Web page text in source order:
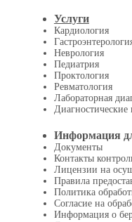
Услуги
Кардиология
Неврология
Педиатрия
Проктология
Ревматология
Лабораторная
Информация
Документы
Контакты
Лицензии на
Правила
Политика
Согласие на
Информация о